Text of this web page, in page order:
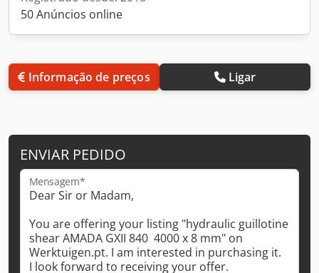
50 Anúncios online
Informação de preços Ligar
ENVIAR PEDIDO
Mensagem*